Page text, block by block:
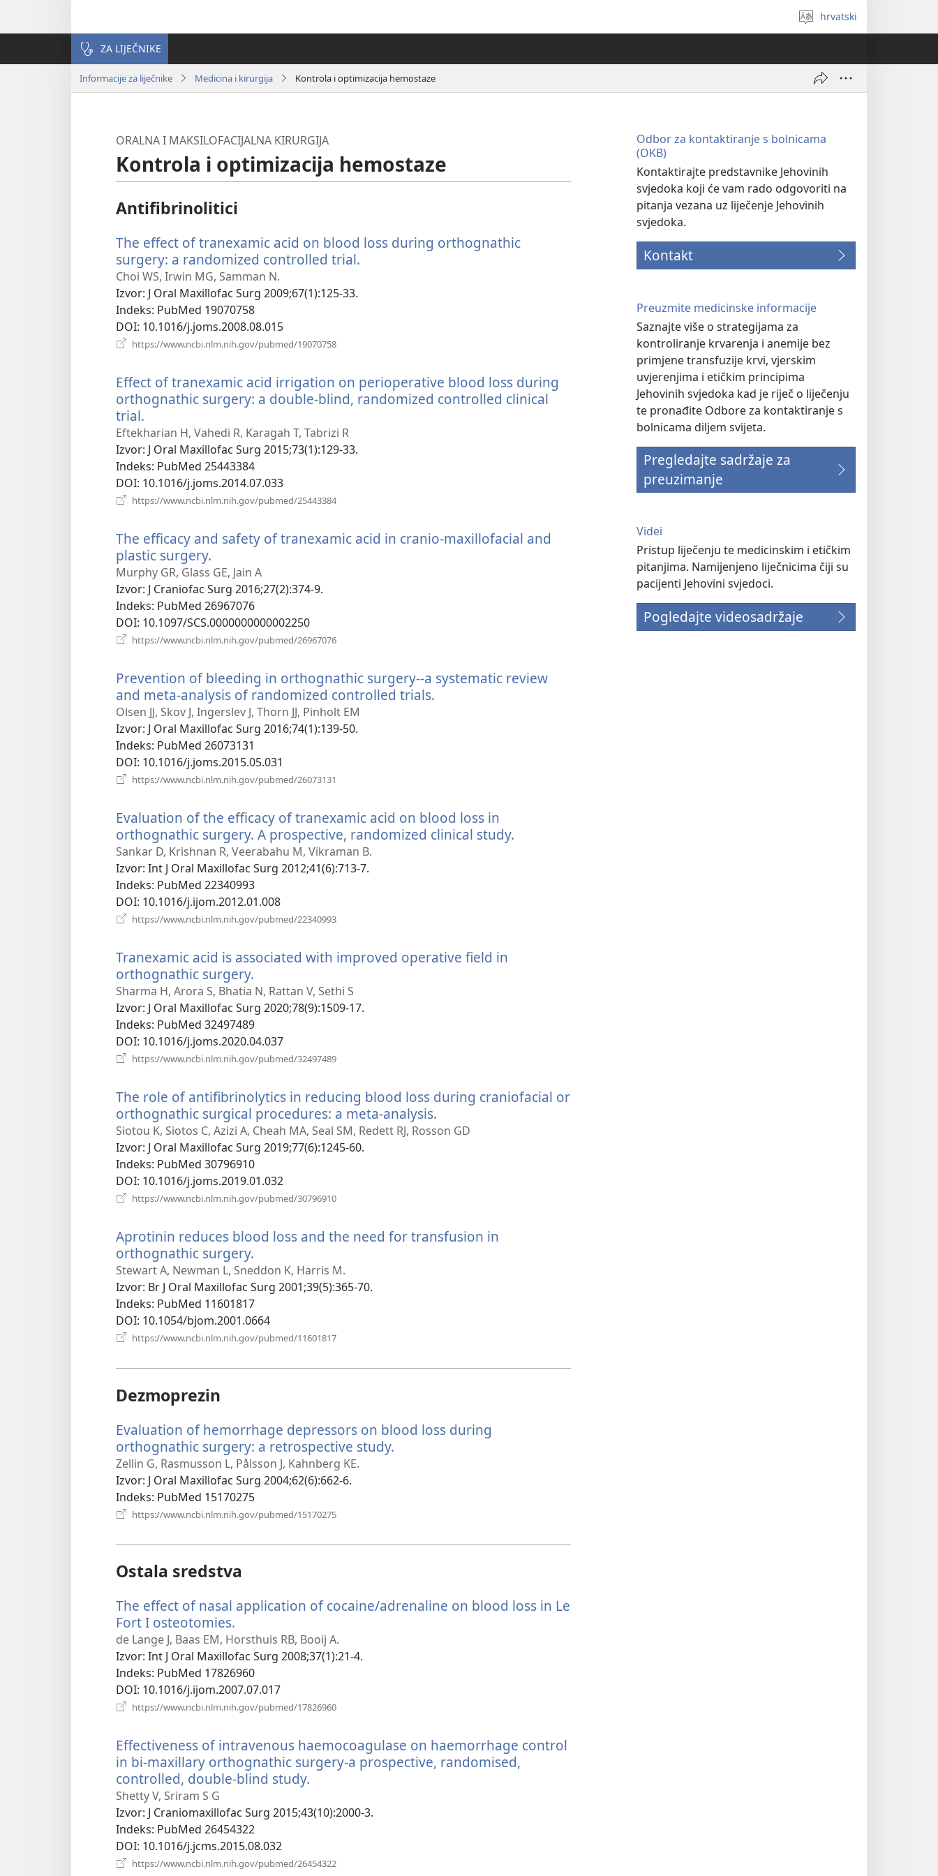
Izaberi
jezik
hrvatski
ZA LIJEČNIKE
Informacije za liječnike Medicina i kirurgija Kontrola i optimizacija hemostaze
ORALNA I MAKSILOFACIJALNA KIRURGIJA
Kontrola i optimizacija hemostaze
Antifibrinolitici
The effect of tranexamic acid on blood loss during orthognathic
surgery: a randomized controlled trial.
Choi WS, Irwin MG, Samman N.
Izvor‎: J Oral Maxillofac Surg 2009;67(1):125-33.
Indeks‎: PubMed 19070758
DOI‎: 10.1016/j.joms.2008.08.015
https://www.ncbi.nlm.nih.gov/pubmed/19070758
prozor)
Effect of tranexamic acid irrigation on perioperative blood loss during
orthognathic surgery: a double-blind, randomized controlled clinical
trial.
se
novi
prozor)
Eftekharian H, Vahedi R, Karagah T, Tabrizi R
Izvor‎: J Oral Maxillofac Surg 2015;73(1):129-33.
Indeks‎: PubMed 25443384
DOI‎: 10.1016/j.joms.2014.07.033
https://www.ncbi.nlm.nih.gov/pubmed/25443384
prozor)
The efficacy and safety of tranexamic acid in cranio-maxillofacial and
plastic surgery.
se
novi
prozor)
Murphy GR, Glass GE, Jain A
Izvor‎: J Craniofac Surg 2016;27(2):374-9.
Indeks‎: PubMed 26967076
DOI‎: 10.1097/SCS.0000000000002250
https://www.ncbi.nlm.nih.gov/pubmed/26967076
prozor)
Prevention of bleeding in orthognathic surgery--a systematic review
and meta-analysis of randomized controlled trials.
Olsen JJ, Skov J, Ingerslev J, Thorn JJ, Pinholt EM
Izvor‎: J Oral Maxillofac Surg 2016;74(1):139-50.
Indeks‎: PubMed 26073131
DOI‎: 10.1016/j.joms.2015.05.031
https://www.ncbi.nlm.nih.gov/pubmed/26073131
prozor)
Evaluation of the efficacy of tranexamic acid on blood loss in
orthognathic surgery. A prospective, randomized clinical study.
Sankar D, Krishnan R, Veerabahu M, Vikraman B.
Izvor‎: Int J Oral Maxillofac Surg 2012;41(6):713-7.
Indeks‎: PubMed 22340993
DOI‎: 10.1016/j.ijom.2012.01.008
https://www.ncbi.nlm.nih.gov/pubmed/22340993
prozor)
Tranexamic acid is associated with improved operative field in
orthognathic surgery.
se
novi
prozor)
Sharma H, Arora S, Bhatia N, Rattan V, Sethi S
Izvor‎: J Oral Maxillofac Surg 2020;78(9):1509-17.
Indeks‎: PubMed 32497489
DOI‎: 10.1016/j.joms.2020.04.037
https://www.ncbi.nlm.nih.gov/pubmed/32497489
prozor)
The role of antifibrinolytics in reducing blood loss during craniofacial or
orthognathic surgical procedures: a meta-analysis.
se
Siotou K, Siotos C, Azizi A, Cheah MA, Seal SM, Redett RJ, Rosson GD
Izvor‎: J Oral Maxillofac Surg 2019;77(6):1245-60.
Indeks‎: PubMed 30796910
DOI‎: 10.1016/j.joms.2019.01.032
https://www.ncbi.nlm.nih.gov/pubmed/30796910
prozor)
Aprotinin reduces blood loss and the need for transfusion in
orthognathic surgery.
se
novi
prozor)
Stewart A, Newman L, Sneddon K, Harris M.
Izvor‎: Br J Oral Maxillofac Surg 2001;39(5):365-70.
Indeks‎: PubMed 11601817
DOI‎: 10.1054/bjom.2001.0664
https://www.ncbi.nlm.nih.gov/pubmed/11601817
Dezmoprezin
Evaluation of hemorrhage depressors on blood loss during
orthognathic surgery: a retrospective study.
Zellin G, Rasmusson L, Pålsson J, Kahnberg KE.
Izvor‎: J Oral Maxillofac Surg 2004;62(6):662-6.
Indeks‎: PubMed 15170275
https://www.ncbi.nlm.nih.gov/pubmed/15170275
Ostala sredstva
The effect of nasal application of cocaine/adrenaline on blood loss in Le
Fort I osteotomies.
se
novi
prozor)
de Lange J, Baas EM, Horsthuis RB, Booij A.
Izvor‎: Int J Oral Maxillofac Surg 2008;37(1):21-4.
Indeks‎: PubMed 17826960
DOI‎: 10.1016/j.ijom.2007.07.017
https://www.ncbi.nlm.nih.gov/pubmed/17826960
prozor)
Effectiveness of intravenous haemocoagulase on haemorrhage control
in bi-maxillary orthognathic surgery-a prospective, randomised,
controlled, double-blind study.
novi
Shetty V, Sriram S G
Izvor‎: J Craniomaxillofac Surg 2015;43(10):2000-3.
Indeks‎: PubMed 26454322
DOI‎: 10.1016/j.jcms.2015.08.032
https://www.ncbi.nlm.nih.gov/pubmed/26454322
Odbor za kontaktiranje s bolnicama
(OKB)
Kontaktirajte predstavnike Jehovinih
svjedoka koji će vam rado odgovoriti na
pitanja vezana uz liječenje Jehovinih
svjedoka.
Kontakt
Preuzmite medicinske informacije
Saznajte više o strategijama za
kontroliranje krvarenja i anemije bez
primjene transfuzije krvi, vjerskim
uvjerenjima i etičkim principima
Jehovinih svjedoka kad je riječ o liječenju
te pronađite Odbore za kontaktiranje s
bolnicama diljem svijeta.
Pregledajte sadržaje za
preuzimanje
Videi
Pristup liječenju te medicinskim i etičkim
pitanjima. Namijenjeno liječnicima čiji su
pacijenti Jehovini svjedoci.
Pogledajte videosadržaje